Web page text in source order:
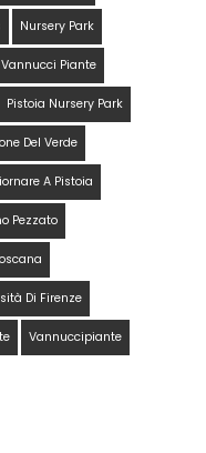
Nursery Park
Piante
Pistoia Nursery Park
Del Verde
A Pistoia
Pezzato
Di Firenze
Vannuccipiante